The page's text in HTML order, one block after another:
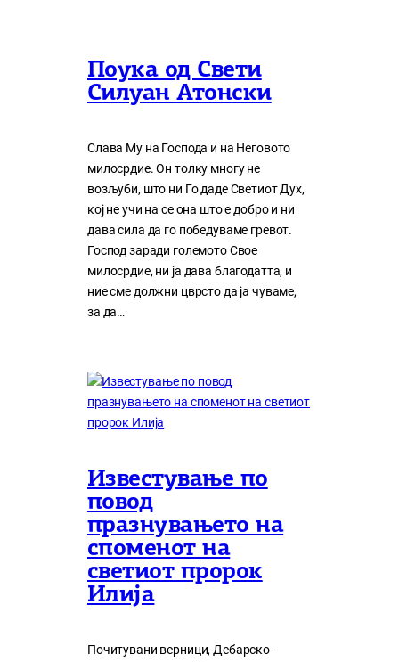
Поука од Свети
Силуан Атонски
Слава Му на Господа и на Неговото
милосрдие. Он толку многу нe
возљуби, што ни Го даде Светиот Дух,
кој нe учи на сe она што е добро и ни
дава сила да го победуваме гревот.
Господ заради големото Свое
милосрдие, ни ја дава благодатта, и
ние сме должни цврсто да ја чуваме,
за да…
Известување по
повод
празнувањето на
споменот на
светиот пророк
Илија
Почитувани верници, Дебарско-